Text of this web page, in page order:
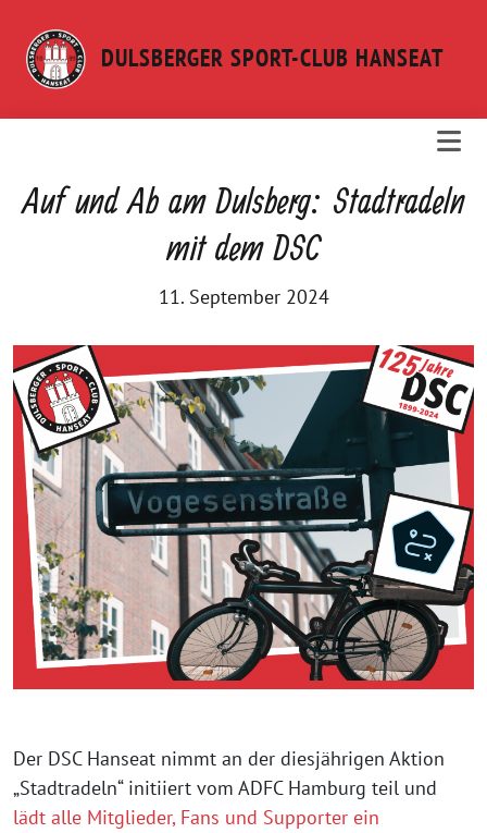
zum
Inhalt
DULSBERGER SPORT-CLUB HANSEAT
Auf und Ab am Dulsberg: Stadtradeln
mit dem DSC
11. September 2024
Der DSC Hanseat nimmt an der diesjährigen Aktion
„Stadtradeln“ initiiert vom ADFC Hamburg teil und
lädt alle Mitglieder, Fans und Supporter ein